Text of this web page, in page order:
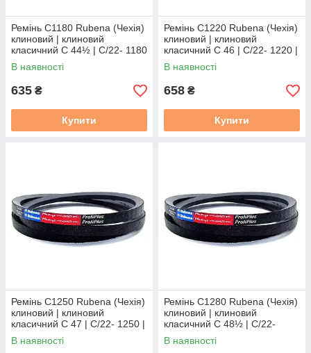
Ремінь C1180 Rubena (Чехія)
клиновий | клиновий
класичний C 44½ | C/22- 1180
| С(В)-1180
В наявності
635 ₴
Купити
Ремінь C1220 Rubena (Чехія)
клиновий | клиновий
класичний C 46 | C/22- 1220 |
С(В)-1220
В наявності
658 ₴
Купити
Ремінь C1250 Rubena (Чехія)
клиновий | клиновий
класичний C 47 | C/22- 1250 |
С(В)-1250
В наявності
Ремінь C1280 Rubena (Чехія)
клиновий | клиновий
класичний C 48½ | C/22-
1280 | С(В)-1280
В наявності